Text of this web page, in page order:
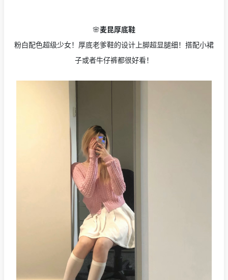
🌸麦昆厚底鞋
粉白配色超级少女！厚底老爹鞋的设计上脚超显腿细！搭配小裙
子或者牛仔裤都很好看！